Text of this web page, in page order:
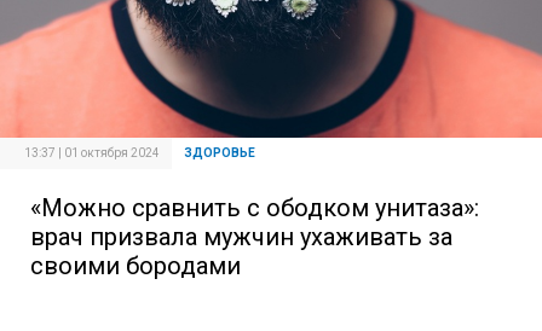
13:37 | 01 октября 2024 ЗДОРОВЬЕ
«Можно сравнить с ободком унитаза»:
врач призвала мужчин ухаживать за
своими бородами